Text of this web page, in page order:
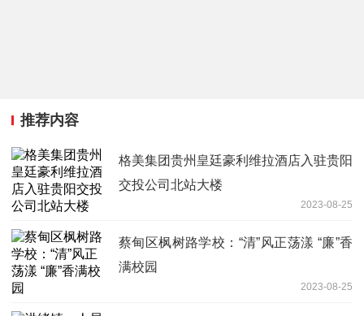
推荐内容
格美集团贵州皇廷豪利维拉酒店入驻贵阳
交投公司北站大楼
2023-08-25
蔡甸区枫树路学校：“清”风正荡漾 “廉”香
满校园
2023-08-25